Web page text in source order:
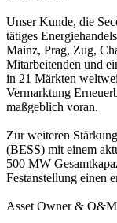
Unser Kunde, die
tätiges
Mainz, Prag, Zug,
Mitarbeitenden und
in 21 Märkten
Vermarktung
maßgeblich voran.
Zur weiteren
(BESS) mit einem
500 MW
Festanstellung einen
Asset Owner &